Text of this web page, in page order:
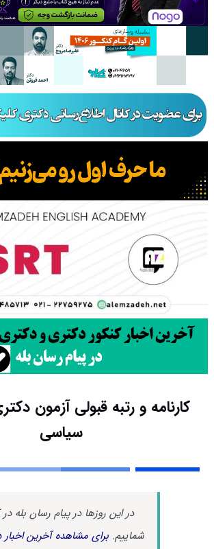
کارنامه و رتبه قبولی آزمون
سیاسی
در این روزها در پیام رسان بله در
شماییم.برای مشاهده آخرین